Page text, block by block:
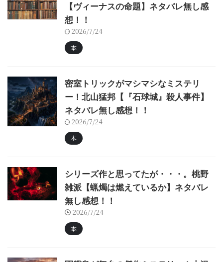
【ヴィーナスの命題】ネタバレ無し感
想！！
2026/7/24
本
密室トリックがマシマシなミステリ
ー！北山猛邦【『石球城』殺人事件】
ネタバレ無し感想！！
2026/7/24
本
シリーズ作と思ってたが・・・。桃野
雑派【蝋燭は燃えているか】ネタバレ
無し感想！！
2026/7/24
本